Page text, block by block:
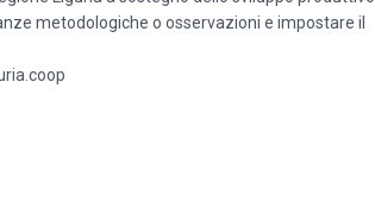
metodologiche o osservazioni e impostare il